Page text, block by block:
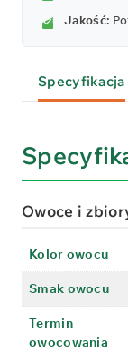
Jakość:
Specyfikacja
Owoce i
Kolor owocu
Smak owocu
Termin
owocowania